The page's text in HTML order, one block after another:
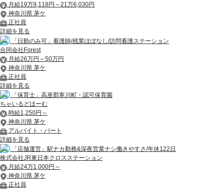
月給19万9,118円～21万6,030円
神奈川県 茅ケ
正社員
詳細を見る
「日勤のみ可」看護師/残業ほぼなし/訪問看護ステーション
合同会社Forest
月給26万円～50万円
神奈川県 茅ケ
正社員
詳細を見る
「保育士」高座郡寒川町・認可保育園
ちゃいるどほーむ
時給1,250円～
神奈川県 茅ケ
アルバイト・パート
詳細を見る
「店舗運営」駅ナカ勤務&深夜営業ナシ働きやすさ/年休122日
株式会社JR東日本クロスステーション
月給24万1,000円～
神奈川県 茅ケ
正社員